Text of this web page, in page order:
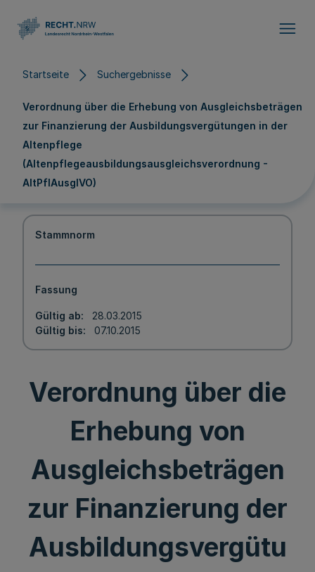
Startseite Suchergebnisse
Verordnung über die Erhebung von Ausgleichsbeträgen
zur Finanzierung der Ausbildungsvergütungen in der
Altenpflege
(Altenpflegeausbildungsausgleichsverordnung -
AltPflAusglVO)
Stammnorm
Fassung
Gültig ab
28.03.2015
Gültig bis
07.10.2015
Verordnung über die
Erhebung von
Ausgleichsbeträgen
zur Finanzierung der
Ausbildungsvergütu